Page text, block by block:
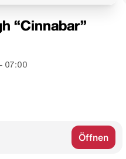
“Cinnabar”
07:00
Öffnen